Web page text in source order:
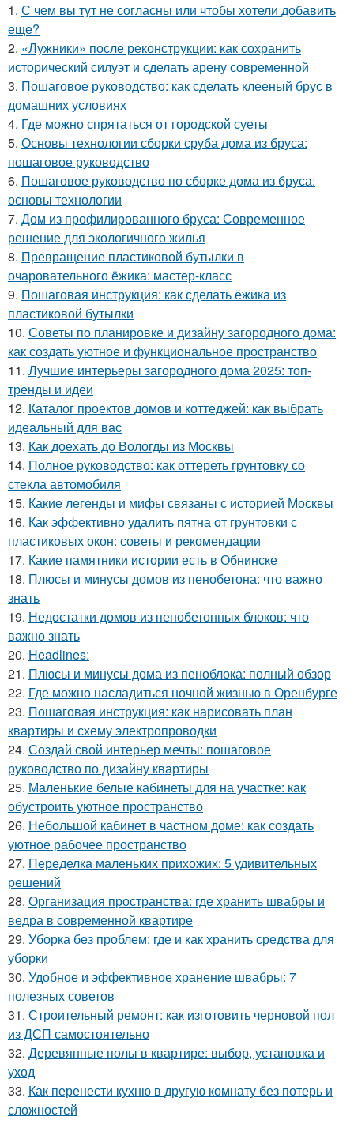
1. С чем вы тут не согласны или чтобы хотели добавить
еще?
2. «Лужники» после реконструкции: как сохранить
исторический силуэт и сделать арену современной
3. Пошаговое руководство: как сделать клееный брус в
домашних условиях
4. Где можно спрятаться от городской суеты
5. Основы технологии сборки сруба дома из бруса:
пошаговое руководство
6. Пошаговое руководство по сборке дома из бруса:
основы технологии
7. Дом из профилированного бруса: Современное
решение для экологичного жилья
8. Превращение пластиковой бутылки в
очаровательного ёжика: мастер-класс
9. Пошаговая инструкция: как сделать ёжика из
пластиковой бутылки
10. Советы по планировке и дизайну загородного дома:
как создать уютное и функциональное пространство
11. Лучшие интерьеры загородного дома 2025: топ-
тренды и идеи
12. Каталог проектов домов и коттеджей: как выбрать
идеальный для вас
13. Как доехать до Вологды из Москвы
14. Полное руководство: как оттереть грунтовку со
стекла автомобиля
15. Какие легенды и мифы связаны с историей Москвы
16. Как эффективно удалить пятна от грунтовки с
пластиковых окон: советы и рекомендации
17. Какие памятники истории есть в Обнинске
18. Плюсы и минусы домов из пенобетона: что важно
знать
19. Недостатки домов из пенобетонных блоков: что
важно знать
20. Headlines:
21. Плюсы и минусы дома из пеноблока: полный обзор
22. Где можно насладиться ночной жизнью в Оренбурге
23. Пошаговая инструкция: как нарисовать план
квартиры и схему электропроводки
24. Создай свой интерьер мечты: пошаговое
руководство по дизайну квартиры
25. Маленькие белые кабинеты для на участке: как
обустроить уютное пространство
26. Небольшой кабинет в частном доме: как создать
уютное рабочее пространство
27. Переделка маленьких прихожих: 5 удивительных
решений
28. Организация пространства: где хранить швабры и
ведра в современной квартире
29. Уборка без проблем: где и как хранить средства для
уборки
30. Удобное и эффективное хранение швабры: 7
полезных советов
31. Строительный ремонт: как изготовить черновой пол
из ДСП самостоятельно
32. Деревянные полы в квартире: выбор, установка и
уход
33. Как перенести кухню в другую комнату без потерь и
сложностей